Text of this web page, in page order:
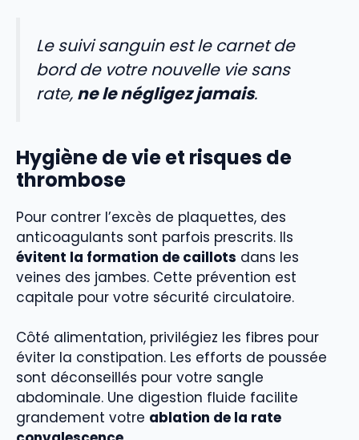
Le suivi sanguin est le carnet de
bord de votre nouvelle vie sans
rate, ne le négligez jamais.
Hygiène de vie et risques de
thrombose
Pour contrer l’excès de plaquettes, des
anticoagulants sont parfois prescrits. Ils
évitent la formation de caillots dans les
veines des jambes. Cette prévention est
capitale pour votre sécurité circulatoire.
Côté alimentation, privilégiez les fibres pour
éviter la constipation. Les efforts de poussée
sont déconseillés pour votre sangle
abdominale. Une digestion fluide facilite
grandement votre ablation de la rate